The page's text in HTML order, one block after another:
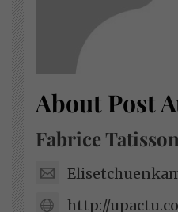
About Post
Fabrice Tatisson
http://